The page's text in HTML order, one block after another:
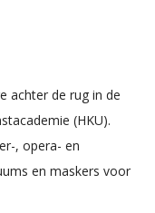
achter de rug in de
(HKU).
, opera- en
en maskers voor